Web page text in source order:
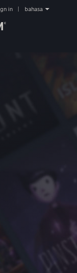
in bahasa